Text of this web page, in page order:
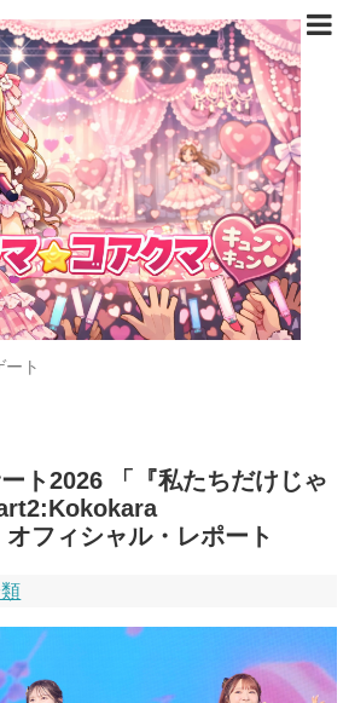
ト
ト2026 「『私たちだけじゃ
フィシャル・レポート